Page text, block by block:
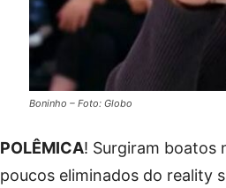
Boninho – Foto: Globo
POLÊMICA! Surgiram boatos
poucos eliminados do reality